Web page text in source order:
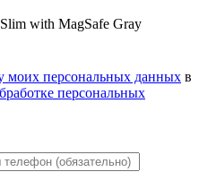
with MagSafe Gray
моих персональных данных в
персональных